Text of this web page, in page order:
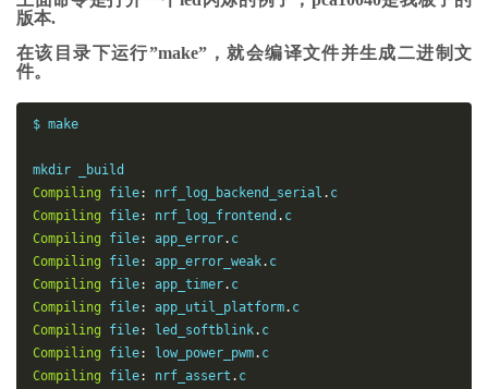
版本.
在该目录下运行”make”，就会编译文件并生成二进制文
件。
$ make
Compiling
file: nrf_log_backend_serial .
Compiling
file: nrf_log_frontend .
Compiling
file: app_error.
Compiling
file: app_error_weak.
Compiling
file: app_timer.
Compiling
file: app_util_platform.
Compiling
file: led_softblink.
Compiling
file: low_power_pwm.
Compiling
file: nrf_assert .